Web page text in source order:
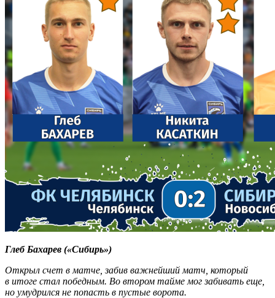
Глеб Бахарев («Сибирь»)
Открыл счет в матче, забив важнейший матч, который
в итоге стал победным. Во втором тайме мог забивать еще,
но умудрился не попасть в пустые ворота.